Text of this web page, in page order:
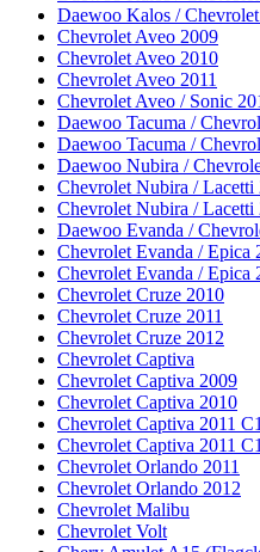
Daewoo Kalos /
Chevrolet Aveo 2009
Chevrolet Aveo 2010
Chevrolet Aveo 2011
Chevrolet Aveo / Sonic
Daewoo Tacuma /
Daewoo Tacuma /
Daewoo Nubira /
Chevrolet Nubira / Lacetti
Chevrolet Nubira / Lacetti
Daewoo Evanda /
Chevrolet Evanda / Epica
Chevrolet Evanda / Epica
Chevrolet Cruze 2010
Chevrolet Cruze 2011
Chevrolet Cruze 2012
Chevrolet Captiva
Chevrolet Captiva 2009
Chevrolet Captiva 2010
Chevrolet Captiva 2011
Chevrolet Captiva 2011
Chevrolet Orlando 2011
Chevrolet Orlando 2012
Chevrolet Malibu
Chevrolet Volt